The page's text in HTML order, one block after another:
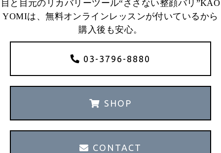
目と目元のリカバリーツール“ささない整顔バリ”KAO
YOMIは、無料オンラインレッスンが付いているから
購入後も安心。
03-3796-8880
SHOP
CONTACT